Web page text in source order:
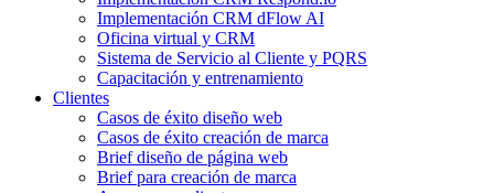
Implementación CRM dFlow AI
Oficina virtual y CRM
Sistema de Servicio al Cliente y PQRS
Capacitación y entrenamiento
Clientes
Casos de éxito diseño web
Casos de éxito creación de marca
Brief diseño de página web
Brief para creación de marca